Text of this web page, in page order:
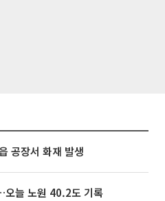
공장서 화재 발생
늘 노원 40.2도 기록